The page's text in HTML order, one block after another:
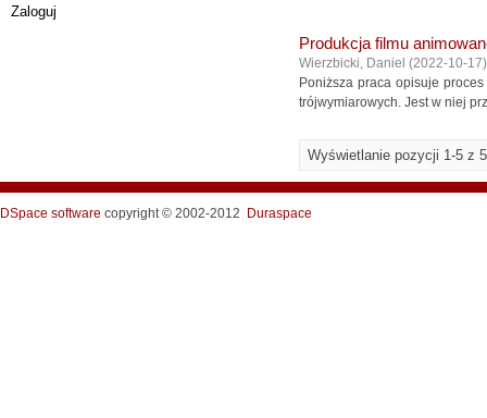
Produkcja filmu
Wierzbicki, Daniel (2022-10-17)
Poniższa praca opisuje
trójwymiarowych. Jest w niej
Wyświetlanie pozycji 1-5 z 5
Zaloguj
DSpace software copyright © 2002-2012 Duraspace